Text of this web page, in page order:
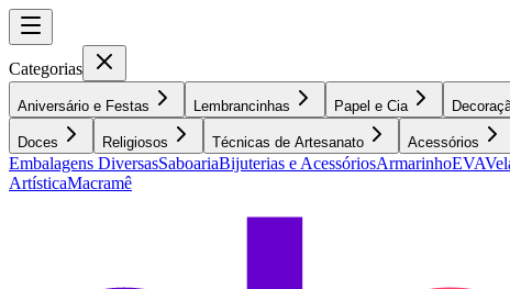
Categorias
Aniversário e Festas Lembrancinhas Papel e Cia
Doces Religiosos Técnicas de Artesanato Acessórios
Embalagens DiversasSaboariaBijuterias e AcessóriosArmarinhoEVA
ArtísticaMacramê